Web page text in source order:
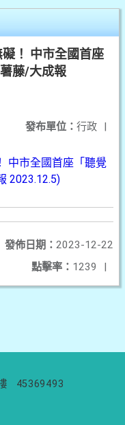
礙！ 中市全國首座
藤/大成報
發布單位： 行政 |
中市全國首座「聽覺
2023.12.5)
發佈日期： 2023-12-22
點擊率： 1239 |
45369493